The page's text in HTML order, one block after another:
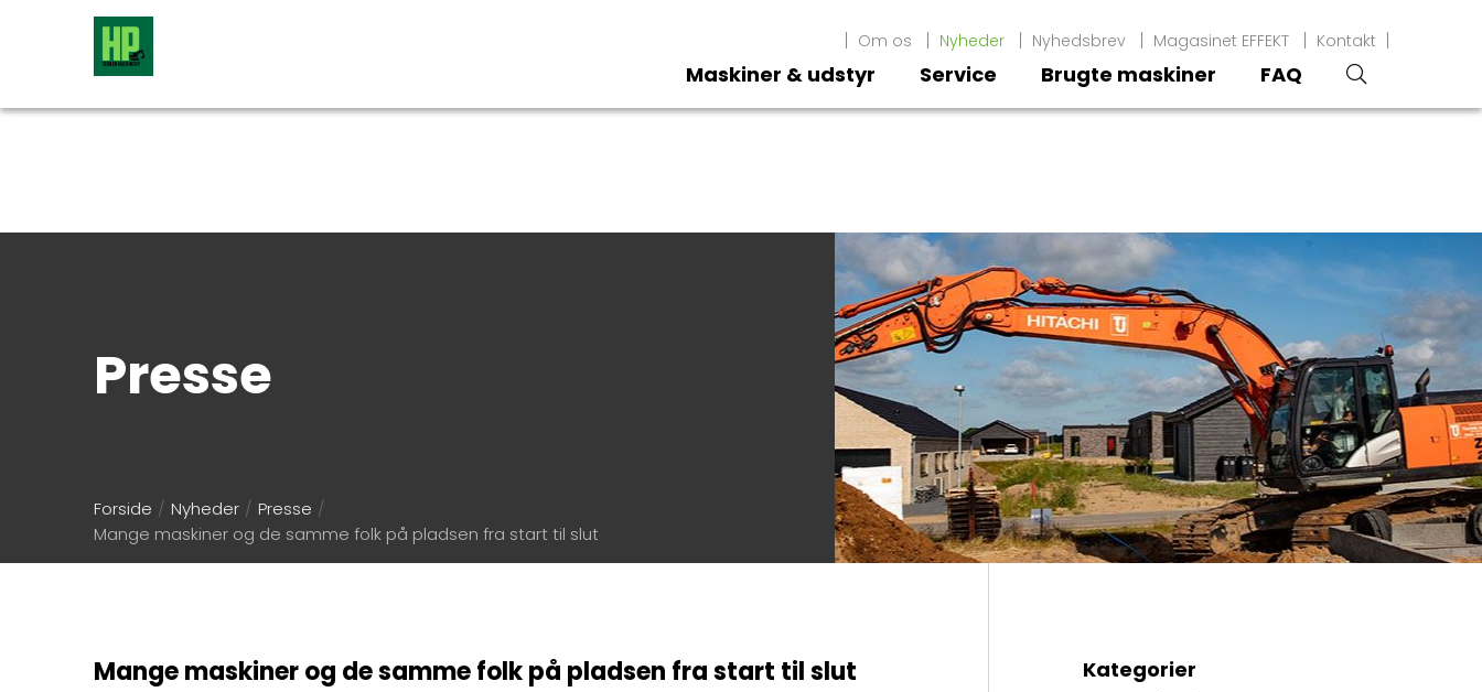
Om os Nyheder Nyhedsbrev Magasinet EFFEKT Kontakt
Maskiner & udstyr Service Brugte maskiner FAQ
Presse
Forside / Nyheder / Presse /
Mange maskiner og de samme folk på pladsen fra start til slut
Mange maskiner og de samme folk på pladsen fra start til slut
Kategorier
Søg